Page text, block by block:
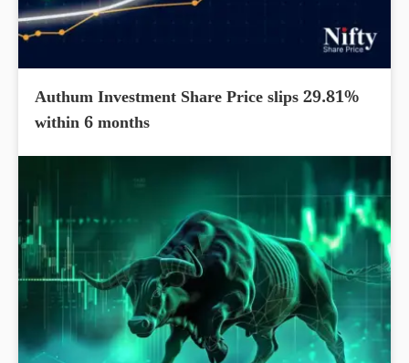
Authum Investment Share Price slips 29.81%
within 6 months